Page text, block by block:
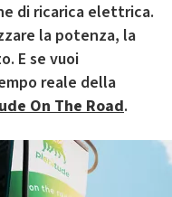
di ricarica elettrica.
la potenza, la
E se vuoi
reale della
On The Road.